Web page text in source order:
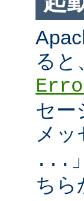
ると
セー
メッ
...
ちら